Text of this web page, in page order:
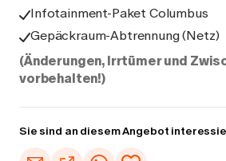
Infotainment-Paket Columbus
Gepäckraum-Abtrennung (Netz)
(Änderungen, Irrtümer und
vorbehalten!)
Sie sind an diesem Angebot